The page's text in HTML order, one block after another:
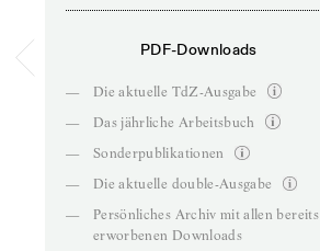
PDF-Downloads
—
Die aktuelle TdZ-Ausgabe
—
Das jährliche Arbeitsbuch
—
Sonderpublikationen
—
Die aktuelle double-Ausgabe
—
Persönliches Archiv mit allen bereits
erworbenen Downloads